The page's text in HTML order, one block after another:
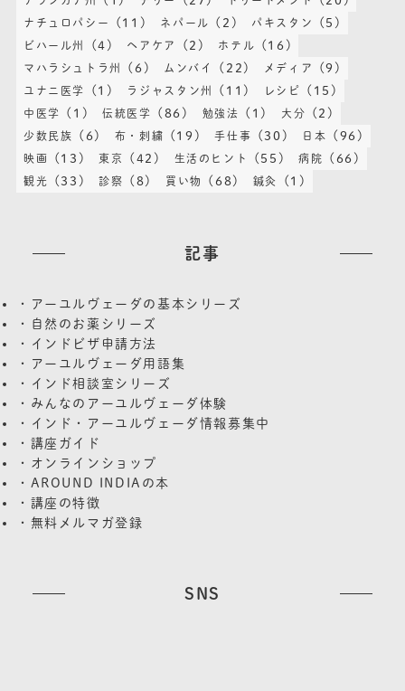
ナチュロパシー (11) ネパール (2) パキスタン (5)
ビハール州 (4) ヘアケア (2) ホテル (16)
マハラシュトラ州 (6) ムンバイ (22) メディア (9)
ユナニ医学 (1) ラジャスタン州 (11) レシピ (15)
中医学 (1) 伝統医学 (86) 勉強法 (1) 大分 (2)
少数民族 (6) 布・刺繍 (19) 手仕事 (30) 日本 (96)
映画 (13) 東京 (42) 生活のヒント (55) 病院 (66)
観光 (33) 診察 (8) 買い物 (68) 鍼灸 (1)
記事
・アーユルヴェーダの基本シリーズ
・自然のお薬シリーズ
・インドビザ申請方法
・アーユルヴェーダ用語集
・インド相談室シリーズ
・みんなのアーユルヴェーダ体験
・インド・アーユルヴェーダ情報募集中
・講座ガイド
・オンラインショップ
・AROUND INDIAの本
・講座の特徴
・無料メルマガ登録
SNS